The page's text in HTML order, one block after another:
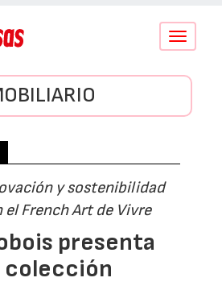
Conmutar
y sostenibilidad
el French Art de Vivre
presenta
colección